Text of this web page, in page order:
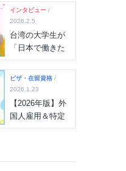
用状況最新デー
タが示す大きな
変化を解説
インタビュー /
2026.2.5
台湾の大学生が
「日本で働きた
い」理由は？現
地の学生取材か
ら見えたリアル
ビザ・在留資格 /
2026.1.23
【2026年版】外
国人雇用＆特定
技能ニュース